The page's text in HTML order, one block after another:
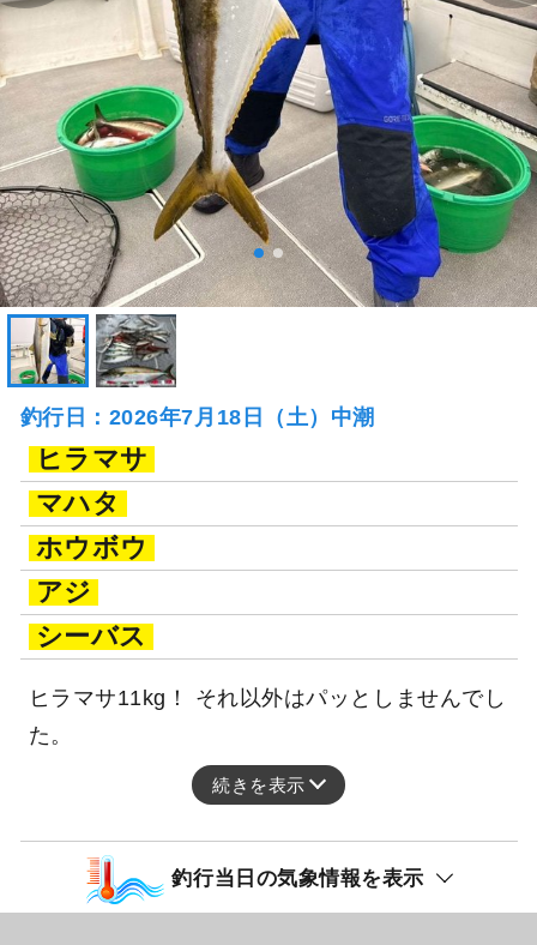
釣行日：2026年7月18日（土）中潮
ヒラマサ
マハタ
ホウボウ
アジ
シーバス
ヒラマサ11kg！ それ以外はパッとしませんでし
た。
続きを表示
釣行当日の気象情報を表示